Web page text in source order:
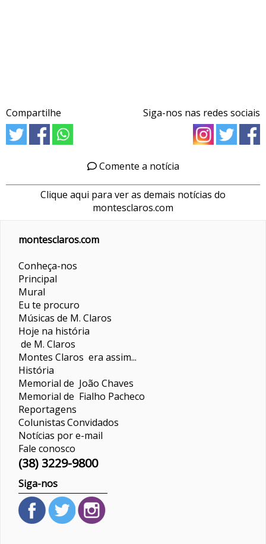
Compartilhe Siga-nos nas redes sociais
Comente a notícia
Clique aqui para ver as demais notícias do
montesclaros.com
montesclaros.com
Conheça-nos
Principal
Mural
Eu te procuro
Músicas de M. Claros
Hoje na história
de M. Claros
Montes Claros era assim...
História
Memorial de João Chaves
Memorial de Fialho Pacheco
Reportagens
ColunistasConvidados
Notícias por e-mail
Fale conosco
(38) 3229-9800
Siga-nos